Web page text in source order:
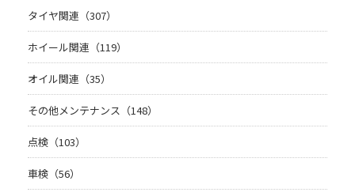
タイヤ関連（307）
ホイール関連（119）
オイル関連（35）
その他メンテナンス（148）
点検（103）
車検（56）